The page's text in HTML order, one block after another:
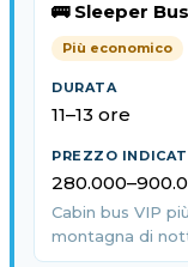
🚌 Sleeper Bus
Più economico
11–13 ore
Cabin bus VIP
montagna di